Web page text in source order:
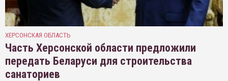
ХЕРСОНСКАЯ ОБЛАСТЬ
Часть Херсонской области предложили
передать Беларуси для строительства
санаториев